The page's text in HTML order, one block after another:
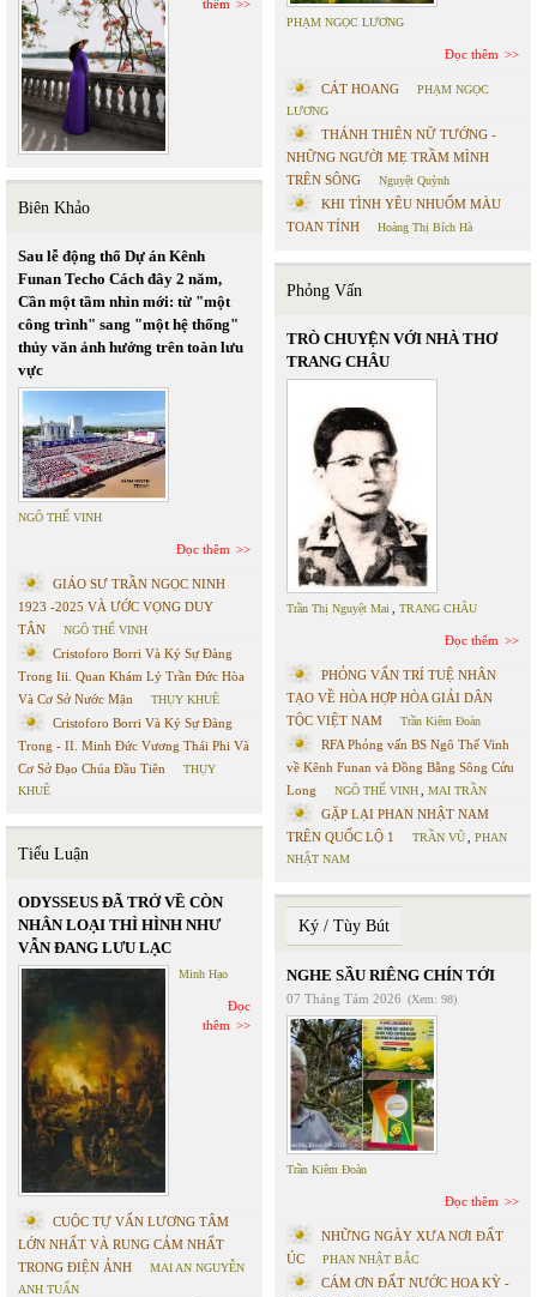
thêm
Biên Khảo
Sau lễ động thổ Dự án Kênh
Funan Techo Cách đây 2 năm,
Cần một tầm nhìn mới: từ "một
công trình" sang "một hệ thống"
thủy văn ảnh hưởng trên toàn lưu
vực
NGÔ THẾ VINH
Đọc thêm
GIÁO SƯ TRẦN NGỌC NINH
1923 -2025 VÀ ƯỚC VỌNG DUY
TÂN
NGÔ THẾ VINH
Cristoforo Borri Và Ký Sự Đàng
Trong Iii. Quan Khám Lý Trần Đức Hòa
Và Cơ Sở Nước Mặn
THỤY KHUÊ
Cristoforo Borri Và Ký Sự Đàng
Trong - II. Minh Đức Vương Thái Phi Và
Cơ Sở Đạo Chúa Đầu Tiên
THỤY
KHUÊ
Tiểu Luận
ODYSSEUS ĐÃ TRỞ VỀ CÒN
NHÂN LOẠI THÌ HÌNH NHƯ
VẪN ĐANG LƯU LẠC
Minh Hạo
Đọc
thêm
CUỘC TỰ VẤN LƯƠNG TÂM
LỚN NHẤT VÀ RUNG CẢM NHẤT
TRONG ĐIỆN ẢNH
MAI AN NGUYỄN
ANH TUẤN
PHẠM NGỌC LƯƠNG
Đọc thêm
CÁT HOANG
PHẠM NGỌC
LƯƠNG
THÁNH THIÊN NỮ TƯỚNG -
NHỮNG NGƯỜI MẸ TRẦM MÌNH
TRÊN SÔNG
Nguyệt Quỳnh
KHI TÌNH YÊU NHUỐM MÀU
TOAN TÍNH
Hoàng Thị Bích Hà
Phỏng Vấn
TRÒ CHUYỆN VỚI NHÀ THƠ
TRANG CHÂU
Trần Thị Nguyệt Mai TRANG CHÂU
Đọc thêm
PHỎNG VẤN TRÍ TUỆ NHÂN
TẠO VỀ HÒA HỢP HÒA GIẢI DÂN
TỘC VIỆT NAM
Trần Kiêm Đoàn
RFA Phỏng vấn BS Ngô Thế Vinh
về Kênh Funan và Đồng Bằng Sông Cửu
Long
NGÔ THẾ VINH MAI TRẦN
GẶP LẠI PHAN NHẬT NAM
TRÊN QUỐC LỘ 1
TRẦN VŨ
PHAN
NHẬT NAM
Ký / Tùy Bút
NGHE SẦU RIÊNG CHÍN TỚI
07 Tháng Tám 2026 (Xem: 98)
Trần Kiêm Đoàn
Đọc thêm
NHỮNG NGÀY XƯA NƠI ĐẤT
ÚC
PHAN NHẬT BẮC
CÁM ƠN ĐẤT NƯỚC HOA KỲ -